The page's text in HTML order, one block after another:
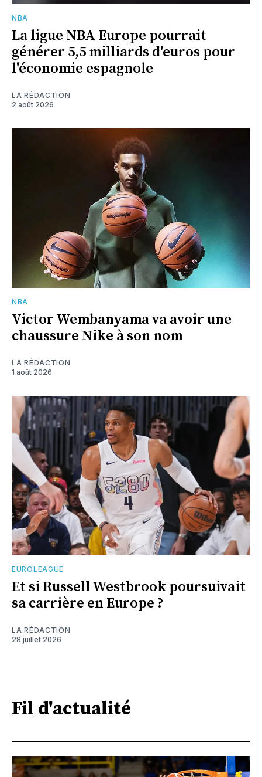
NBA
La ligue NBA Europe pourrait
générer 5,5 milliards d'euros pour
l'économie espagnole
LA RÉDACTION
2 août 2026
NBA
Victor Wembanyama va avoir une
chaussure Nike à son nom
LA RÉDACTION
1 août 2026
EUROLEAGUE
Et si Russell Westbrook poursuivait
sa carrière en Europe ?
LA RÉDACTION
28 juillet 2026
Fil d'actualité